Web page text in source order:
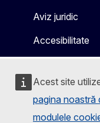
Acest site
pagina noastră
modulele
Aviz juridic
Accesibilitate